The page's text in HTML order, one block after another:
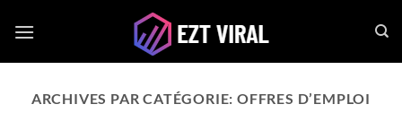
ARCHIVES PAR CATÉGORIE:OFFRES D’EMPLOI